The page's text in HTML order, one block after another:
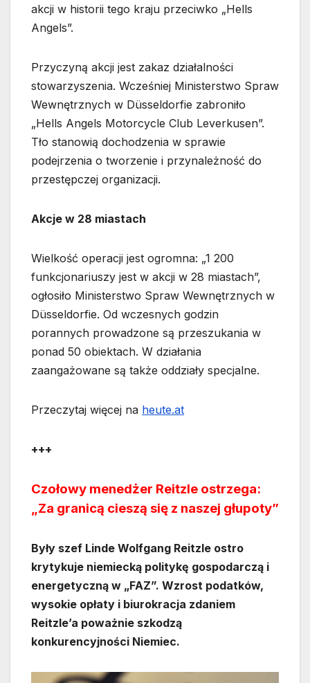
akcji w historii tego kraju przeciwko „Hells
Angels”.
Przyczyną akcji jest zakaz działalności
stowarzyszenia. Wcześniej Ministerstwo Spraw
Wewnętrznych w Düsseldorfie zabroniło
„Hells Angels Motorcycle Club Leverkusen”.
Tło stanowią dochodzenia w sprawie
podejrzenia o tworzenie i przynależność do
przestępczej organizacji.
Akcje w 28 miastach
Wielkość operacji jest ogromna: „1 200
funkcjonariuszy jest w akcji w 28 miastach”,
ogłosiło Ministerstwo Spraw Wewnętrznych w
Düsseldorfie. Od wczesnych godzin
porannych prowadzone są przeszukania w
ponad 50 obiektach. W działania
zaangażowane są także oddziały specjalne.
Przeczytaj więcej na heute.at
+++
Czołowy menedżer Reitzle ostrzega:
„Za granicą cieszą się z naszej głupoty”
Były szef Linde Wolfgang Reitzle ostro
krytykuje niemiecką politykę gospodarczą i
energetyczną w „FAZ”. Wzrost podatków,
wysokie opłaty i biurokracja zdaniem
Reitzle’a poważnie szkodzą
konkurencyjności Niemiec.